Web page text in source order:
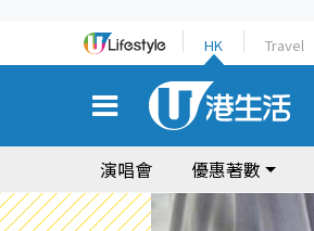
HK Travel
演唱會 優惠著數